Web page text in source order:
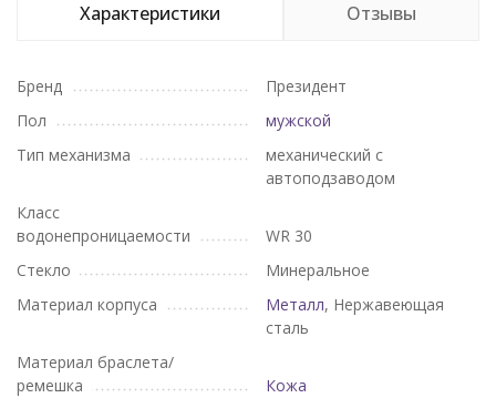
Характеристики Отзывы
Бренд
Президент
Пол
мужской
Тип механизма
механический с
автоподзаводом
Класс
водонепроницаемости
WR 30
Стекло
Минеральное
Материал корпуса
Металл, Нержавеющая
сталь
Материал браслета/
ремешка
Кожа